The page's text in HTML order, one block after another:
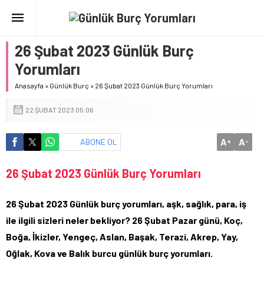
26 Şubat 2023 Günlük Burç
Yorumları
Anasayfa » Günlük Burç » 26 Şubat 2023 Günlük Burç Yorumları
22 ŞUBAT 2023 05:06
ABONE OL A+ A-
26 Şubat 2023 Günlük Burç Yorumları
26 Şubat 2023 Günlük burç yorumları, aşk, sağlık, para, iş
ile ilgili sizleri neler bekliyor? 26 Şubat Pazar günü, Koç,
Boğa, İkizler, Yengeç, Aslan, Başak, Terazi, Akrep, Yay,
Oğlak, Kova ve Balık burcu günlük burç yorumları.